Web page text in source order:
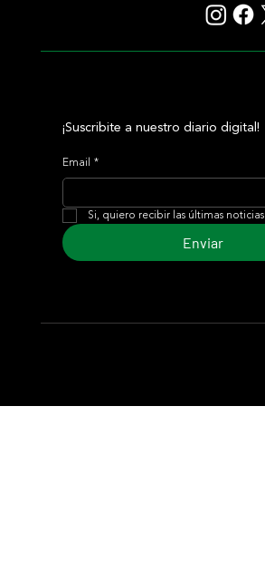
¡Suscribite a nuestro diario digital!
Email *
Si, quiero recibir las últimas noticias
Enviar